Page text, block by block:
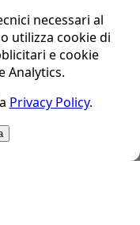
necessari al
utilizza cookie di
e cookie
Analytics.
Privacy Policy.